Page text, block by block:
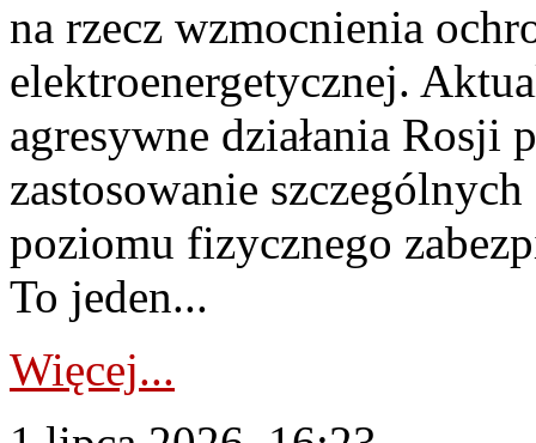
na rzecz wzmocnienia
elektroenergetycznej.
agresywne działania Rosji
zastosowanie
poziomu fizycznego
To jeden...
Więcej...